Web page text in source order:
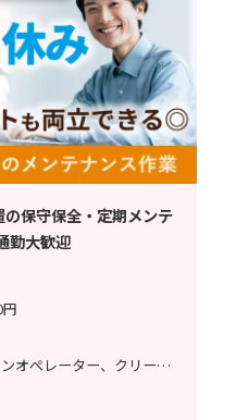
の保守保全・定期メンテ
大歓迎
組立・組付け、加工、マシンオペレーター、クリーンルーム、清掃・洗浄、メンテナンス・保全、立ち作業